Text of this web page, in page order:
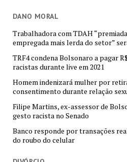
DANO MORAL
Trabalhadora com TDAH
empregada mais lerda do setor”
TRF4 condena Bolsonaro a pagar
racistas durante live em 2021
Homem indenizará mulher por
consentimento durante relação
Filipe Martins, ex-assessor de
gesto racista no Senado
Banco responde por transações
do roubo do celular